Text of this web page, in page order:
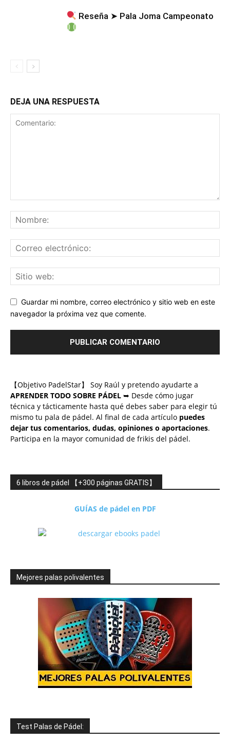
Reseña ➤ Pala Joma Campeonato
DEJA UNA RESPUESTA
Guardar mi nombre, correo electrónico y sitio web en este
navegador la próxima vez que comente.
【Objetivo PadelStar】 Soy Raúl y pretendo ayudarte a
APRENDER TODO SOBRE PÁDEL ➥ Desde cómo jugar
técnica y tácticamente hasta qué debes saber para elegir tú
mismo tu pala de pádel. Al final de cada artículo puedes
dejar tus comentarios, dudas, opiniones o aportaciones.
Participa en la mayor comunidad de frikis del pádel.
6 libros de pádel 【+300 páginas GRATIS】
GUÍAS de pádel en PDF
Mejores palas polivalentes
Test Palas de Pádel: